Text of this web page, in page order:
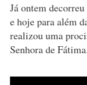
Já ontem
e hoje para além
realizou uma
Senhora de